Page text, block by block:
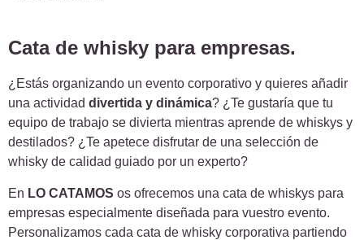
Cata de whisky para empresas.
¿Estás organizando un evento corporativo y quieres añadir
una actividad divertida y dinámica? ¿Te gustaría que tu
equipo de trabajo se divierta mientras aprende de whiskys y
destilados? ¿Te apetece disfrutar de una selección de
whisky de calidad guiado por un experto?
En LO CATAMOS os ofrecemos una cata de whiskys para
empresas especialmente diseñada para vuestro evento.
Personalizamos cada cata de whisky corporativa partiendo